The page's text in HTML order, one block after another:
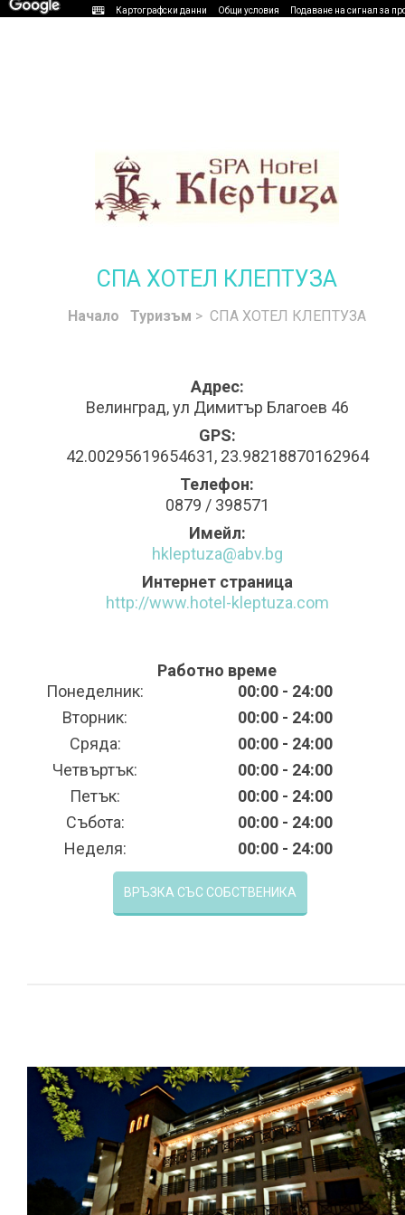
Картографски данни Общи условия Подаване на сигнал за
СПА ХОТЕЛ КЛЕПТУЗА
Начало Туризъм > СПА ХОТЕЛ КЛЕПТУЗА
Адрес:
Велинград, ул Димитър Благоев 46
GPS:
42.00295619654631, 23.98218870162964
Телефон:
0879 / 398571
Имейл:
hkleptuza@abv.bg
Интернет страница
http://www.hotel-kleptuza.com
Работно време
Понеделник:
00:00 - 24:00
Вторник:
00:00 - 24:00
Сряда:
00:00 - 24:00
Четвъртък:
00:00 - 24:00
Петък:
00:00 - 24:00
Събота:
00:00 - 24:00
Неделя:
00:00 - 24:00
ВРЪЗКА СЪС СОБСТВЕНИКА